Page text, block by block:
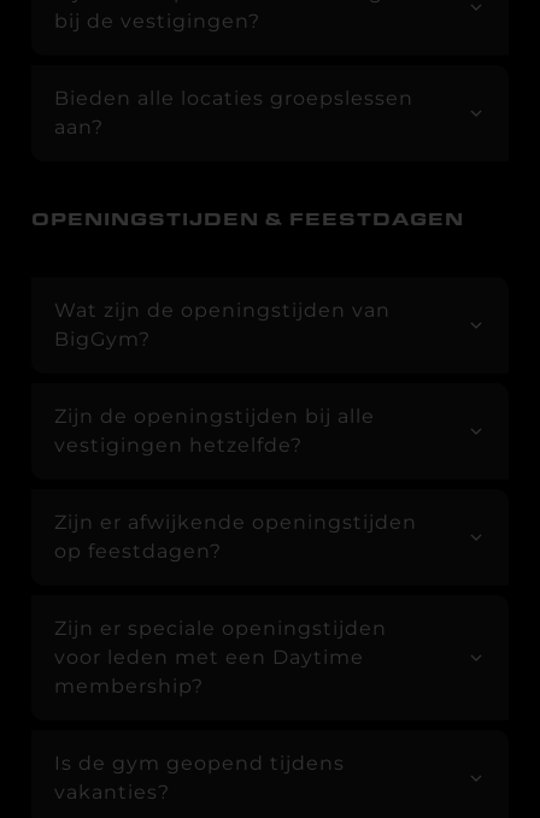
bij de vestigingen?
Bieden alle locaties groepslessen
aan?
OPENINGSTIJDEN & FEESTDAGEN
Wat zijn de openingstijden van
BigGym?
Zijn de openingstijden bij alle
vestigingen hetzelfde?
Zijn er afwijkende openingstijden
op feestdagen?
Zijn er speciale openingstijden
voor leden met een Daytime
membership?
Is de gym geopend tijdens
vakanties?